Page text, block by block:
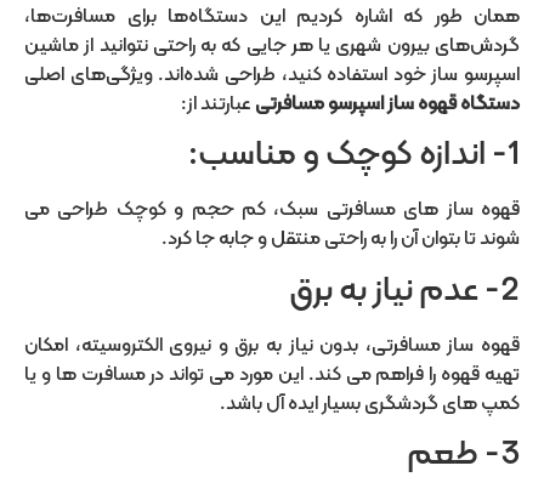
همان طور که اشاره کردیم این دستگاه‌ها برای مسافرت‌ها،
گردش‌های بیرون شهری یا هر جایی که به راحتی نتوانید از ماشین
اسپرسو ساز خود استفاده کنید، طراحی شده‌اند. ویژگی‌های اصلی
دستگاه قهوه ساز اسپرسو مسافرتی عبارتند از:
1- اندازه کوچک و مناسب:
قهوه ساز های مسافرتی سبک، کم حجم و کوچک طراحی می
شوند تا بتوان آن را به راحتی منتقل و جابه جا کرد.
2- عدم نیاز به برق
قهوه ساز مسافرتی، بدون نیاز به برق و نیروی الکتروسیته، امکان
تهیه قهوه را فراهم می کند. این مورد می تواند در مسافرت ها و یا
کمپ های گردشگری بسیار ایده آل باشد.
3- طعم